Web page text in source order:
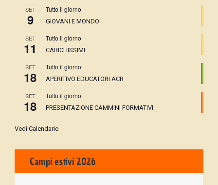
SET
9
Tutto il giorno
GIOVANI E MONDO
SET
11
Tutto il giorno
CARICHISSIMI
SET
18
Tutto il giorno
APERITIVO EDUCATORI ACR
SET
18
Tutto il giorno
PRESENTAZIONE CAMMINI FORMATIVI
Vedi Calendario
Campi estivi 2026